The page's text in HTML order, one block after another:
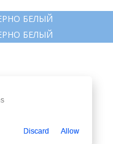
БЕЛЫЙ
БЕЛЫЙ
Discard Allow